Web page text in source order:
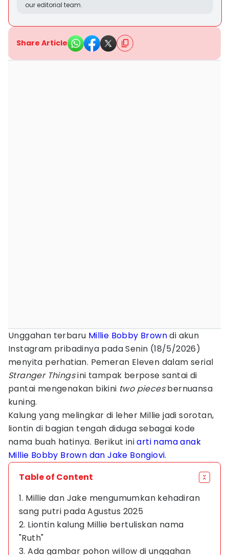
our editorial team.
Share Article
Unggahan terbaru Millie Bobby Browndi akun
Instagram pribadinya pada Senin (18/5/2026)
menyita perhatian. Pemeran Eleven dalam serial
Stranger Thingsini tampak berpose santai di
pantai mengenakan bikini two piecesbernuansa
kuning.
Kalung yang melingkar di leher Millie jadi sorotan,
liontin di bagian tengah diduga sebagai kode
nama buah hatinya. Berikut iniarti nama anak
Millie Bobby Brown dan Jake Bongiovi.
Table of Content
1. Millie dan Jake mengumumkan kehadiran
sang putri pada Agustus 2025
2. Liontin kalung Millie bertuliskan nama
"Ruth"
3. Ada gambar pohon willow di unggahan